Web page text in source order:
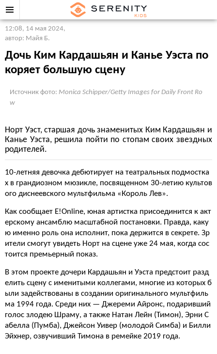
12:08, 14 мая 2024,
автор: Майя Б.
Дочь Ким Кардашьян и Канье Уэста по
коряет большую сцену
Источник фото: Monica Schipper/Getty Images for Daily Front Ro
w
Норт Уэст, старшая дочь знаменитых Ким Кардашьян и
Канье Уэста, решила пойти по стопам своих звездных
родителей.
10-летняя девочка дебютирует на театральных подмостка
х в грандиозном мюзикле, посвященном 30-летию культов
ого диснеевского мультфильма «Король Лев».
Как сообщает E!Online, юная артистка присоединится к акт
ерскому ансамблю масштабной постановки. Правда, каку
ю именно роль она исполнит, пока держится в секрете. Зр
ители смогут увидеть Норт на сцене уже 24 мая, когда сос
тоится премьерный показ.
В этом проекте дочери Кардашьян и Уэста предстоит разд
елить сцену с именитыми коллегами, многие из которых б
ыли задействованы в создании оригинального мультфиль
ма 1994 года. Среди них — Джереми Айронс, подаривший
голос злодею Шраму, а также Натан Лейн (Тимон), Эрни С
абелла (Пумба), Джейсон Уивер (молодой Симба) и Билли
Эйхнер, озвучивший Тимона в ремейке 2019 года.